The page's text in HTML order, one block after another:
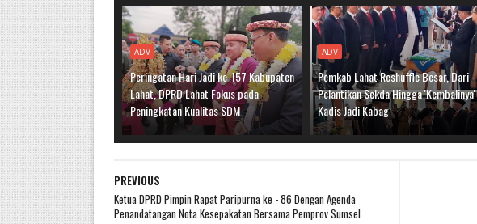
ADV
Peringatan Hari Jadi ke-157 Kabupaten
Lahat, DPRD Lahat Fokus pada
Peningkatan Kualitas SDM
ADV
Pemkab Lahat Reshuffle Besar, Dari
Pelantikan Sekda Hingga 'Kembalinya'
Kadis Jadi Kabag
PREVIOUS
Ketua DPRD Pimpin Rapat Paripurna ke - 86 Dengan Agenda
Penandatangan Nota Kesepakatan Bersama Pemprov Sumsel